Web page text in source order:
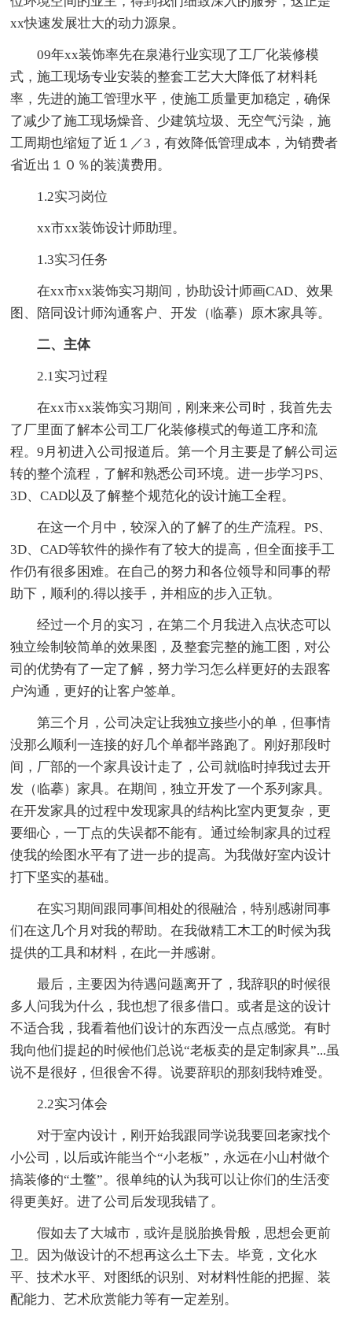
xx快速发展壮大的动力源泉。
09年xx装饰率先在泉港行业实现了工厂化装修模
式，施工现场专业安装的整套工艺大大降低了材料耗
率，先进的施工管理水平，使施工质量更加稳定，确保
了减少了施工现场燥音、少建筑垃圾、无空气污染，施
工周期也缩短了近１／3，有效降低管理成本，为销费者
省近出１０％的装潢费用。
1.2实习岗位
xx市xx装饰设计师助理。
1.3实习任务
在xx市xx装饰实习期间，协助设计师画CAD、效果
图、陪同设计师沟通客户、开发（临摹）原木家具等。
二、主体
2.1实习过程
在xx市xx装饰实习期间，刚来来公司时，我首先去
了厂里面了解本公司工厂化装修模式的每道工序和流
程。9月初进入公司报道后。第一个月主要是了解公司运
转的整个流程，了解和熟悉公司环境。进一步学习PS、
3D、CAD以及了解整个规范化的设计施工全程。
在这一个月中，较深入的了解了的生产流程。PS、
3D、CAD等软件的操作有了较大的提高，但全面接手工
作仍有很多困难。在自己的努力和各位领导和同事的帮
助下，顺利的.得以接手，并相应的步入正轨。
经过一个月的实习，在第二个月我进入点状态可以
独立绘制较简单的效果图，及整套完整的施工图，对公
司的优势有了一定了解，努力学习怎么样更好的去跟客
户沟通，更好的让客户签单。
第三个月，公司决定让我独立接些小的单，但事情
没那么顺利一连接的好几个单都半路跑了。刚好那段时
间，厂部的一个家具设计走了，公司就临时掉我过去开
发（临摹）家具。在期间，独立开发了一个系列家具。
在开发家具的过程中发现家具的结构比室内更复杂，更
要细心，一丁点的失误都不能有。通过绘制家具的过程
使我的绘图水平有了进一步的提高。为我做好室内设计
打下坚实的基础。
在实习期间跟同事间相处的很融洽，特别感谢同事
们在这几个月对我的帮助。在我做精工木工的时候为我
提供的工具和材料，在此一并感谢。
最后，主要因为待遇问题离开了，我辞职的时候很
多人问我为什么，我也想了很多借口。或者是这的设计
不适合我，我看着他们设计的东西没一点点感觉。有时
我向他们提起的时候他们总说“老板卖的是定制家具”...虽
说不是很好，但很舍不得。说要辞职的那刻我特难受。
2.2实习体会
对于室内设计，刚开始我跟同学说我要回老家找个
小公司，以后或许能当个“小老板”，永远在小山村做个
搞装修的“土鳖”。很单纯的认为我可以让你们的生活变
得更美好。进了公司后发现我错了。
假如去了大城市，或许是脱胎换骨般，思想会更前
卫。因为做设计的不想再这么土下去。毕竟，文化水
平、技术水平、对图纸的识别、对材料性能的把握、装
配能力、艺术欣赏能力等有一定差别。